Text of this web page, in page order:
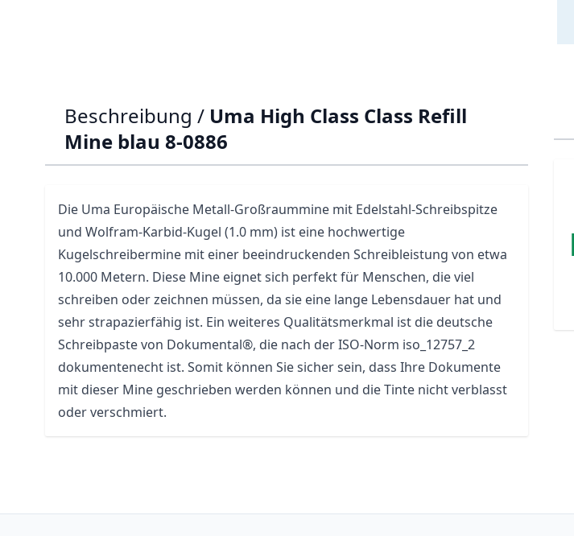
Beschreibung / Uma High Class Class Refill
Mine blau 8-0886
Die Uma Europäische Metall-Großraummine mit Edelstahl-Schreibspitze
und Wolfram-Karbid-Kugel (1.0 mm) ist eine hochwertige
Kugelschreibermine mit einer beeindruckenden Schreibleistung von etwa
10.000 Metern. Diese Mine eignet sich perfekt für Menschen, die viel
schreiben oder zeichnen müssen, da sie eine lange Lebensdauer hat und
sehr strapazierfähig ist. Ein weiteres Qualitätsmerkmal ist die deutsche
Schreibpaste von Dokumental®, die nach der ISO-Norm iso_12757_2
dokumentenecht ist. Somit können Sie sicher sein, dass Ihre Dokumente
mit dieser Mine geschrieben werden können und die Tinte nicht verblasst
oder verschmiert.